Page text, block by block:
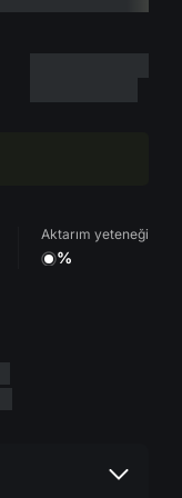
Aktarım yeteneği
%